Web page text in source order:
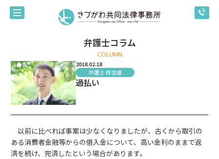
弁護士コラム
COLUMN
2018.02.18
弁護士 森信雄
過払い
以前に比べれば事案は少なくなりましたが、古くから取引の
ある消費者金融等からの借入金について、高い金利のままで返
済を続け、完済したという場合があります。